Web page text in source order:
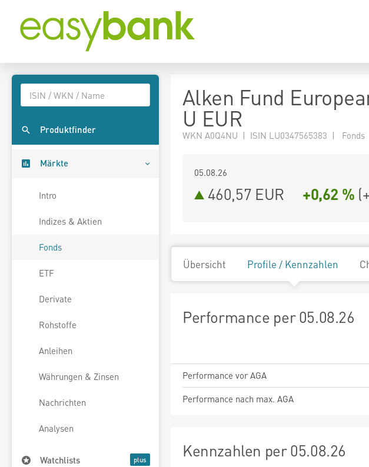
Produktfinder
Märkte
Intro
Indizes & Aktien
Fonds
ETF
Derivate
Rohstoffe
Anleihen
Währungen & Zinsen
Nachrichten
Analysen
Watchlists
Alken Fund
U EUR
WKN A0Q4NU | ISIN LU0347565383 | Fonds
05.08.26
460,57 EUR +0,62 % (
Übersicht Profile / Kennzahlen
Performance per 05.08.26
Performance vor AGA
Performance nach max. AGA
Kennzahlen per 05.08.26